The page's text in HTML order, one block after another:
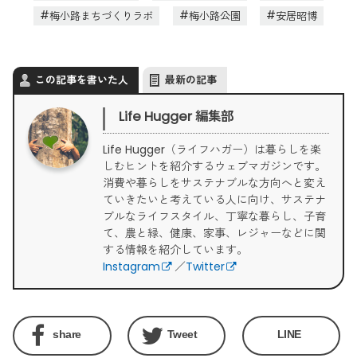
梅小路まちづくりラボ
梅小路公園 安居昭博
この記事を書いた人 最新の記事
Life Hugger 編集部
Life Hugger（ライフハガー）は暮らしを楽
しむヒントを紹介するウェブマガジンです。
消費や暮らしをサステナブルな方向へと変え
ていきたいと考えている人に向け、サステナ
ブルなライフスタイル、丁寧な暮らし、子育
て、農と緑、健康、家事、レジャーなどに関
する情報を紹介しています。
Instagram
／Twitter
share Tweet LINE